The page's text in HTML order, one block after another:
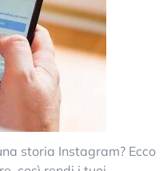
storia Instagram? Ecco